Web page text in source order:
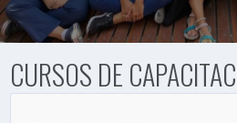
CURSOS DE